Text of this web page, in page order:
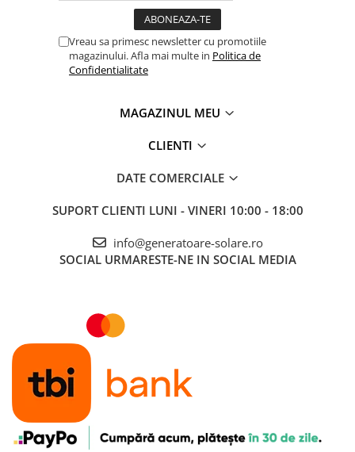
Vreau sa primesc newsletter cu promotiile
magazinului. Afla mai multe in Politica de
Confidentialitate
MAGAZINUL MEU
CLIENTI
DATE COMERCIALE
SUPORT CLIENTI LUNI - VINERI 10:00 - 18:00
info@generatoare-solare.ro
SOCIAL URMARESTE-NE IN SOCIAL MEDIA